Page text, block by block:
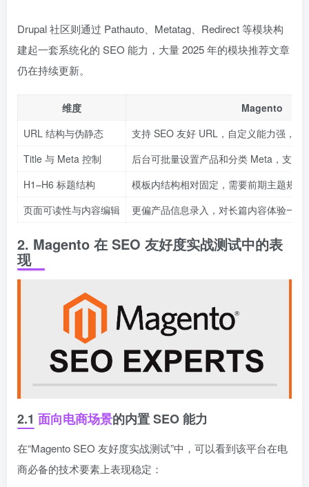
Drupal 社区则通过 Pathauto、Metatag、Redirect 等模块构
建起一套系统化的 SEO 能力，大量 2025 年的模块推荐文章
仍在持续更新。
维度
Magento
URL 结构与伪静态
支持 SEO 友好 URL，自定义能力强，
Title 与 Meta 控制
后台可批量设置产品和分类 Meta，支持
H1–H6 标题结构
模板内结构相对固定，需要前期主题规划
页面可读性与内容编辑
更偏产品信息录入，对长篇内容体验一般
2. Magento 在 SEO 友好度实战测试中的表
现
2.1 面向电商场景的内置 SEO 能力
在“Magento SEO 友好度实战测试”中，可以看到该平台在电
商必备的技术要素上表现稳定：